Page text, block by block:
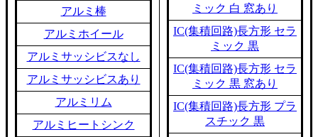
アルミ棒
アルミホイール
アルミサッシビスなし
アルミサッシビスあり
アルミリム
アルミヒートシンク
ミック 白 窓あり
IC(集積回路)長方形 セラ
ミック 黒
IC(集積回路)長方形 セラ
ミック 黒 窓あり
IC(集積回路)長方形 プラ
スチック 黒